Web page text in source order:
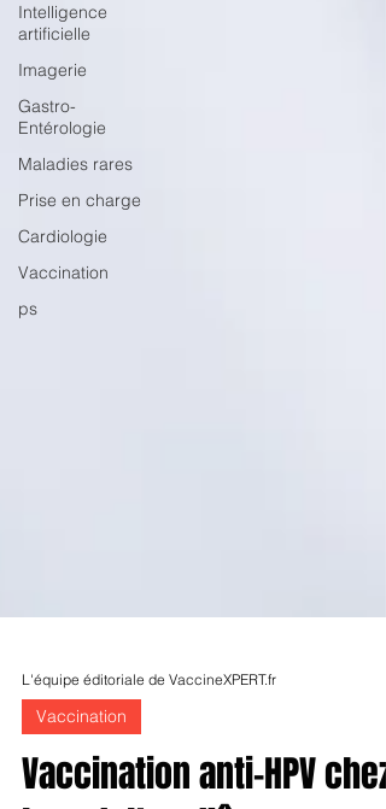
Intelligence
artificielle
Imagerie
Gastro-
Entérologie
Maladies rares
Prise en charge
Cardiologie
Vaccination
ps
Vaccination